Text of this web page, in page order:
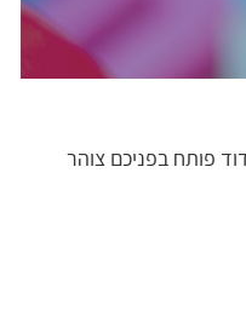
פותח בפניכם צוהר